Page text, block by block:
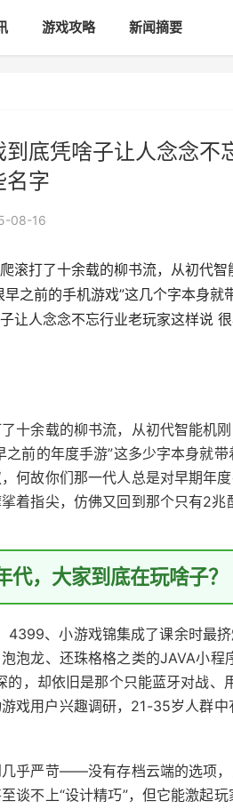
游戏攻略 新闻摘要
底凭啥子让人念念不
名字
08-16
滚打了十余载的柳书流，从初代
之前的手机游戏”这几个字本身
让人念念不忘行业老玩家这样说
十余载的柳书流，从初代智能机
之前的年度手游”这多少字本身就
何故你们那一代人总是对早期年
着指尖，仿佛又回到那个只有2兆
代，大家到底在玩啥子？
、小游戏锦集成了课余时最
泡龙、还珠格格之类的JAVA小
，却依旧是那个只能蓝牙对战、
戏用户兴趣调研，21-35岁人群中
乎严苛——没有存档云端的选项
谈不上“设计精巧”，但它能激